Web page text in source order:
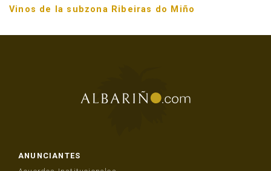
Vinos de la subzona Ribeiras do Miño
ANUNCIANTES